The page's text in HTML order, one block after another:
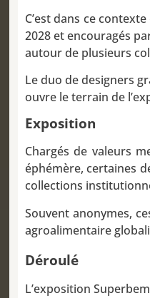
C’est dans ce
2028 et encouragés
autour de plusieurs
Le duo de designers
ouvre le terrain de
Exposition
Chargés de valeurs
éphémère, certaines
collections
Souvent anonymes,
agroalimentaire
Déroulé
L’exposition